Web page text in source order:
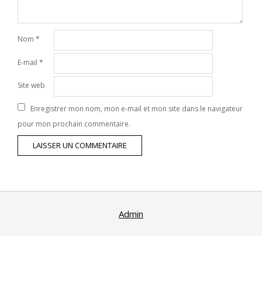
Nom *
E-mail *
Site web
Enregistrer mon nom, mon e-mail et mon site dans le navigateur
pour mon prochain commentaire.
Admin